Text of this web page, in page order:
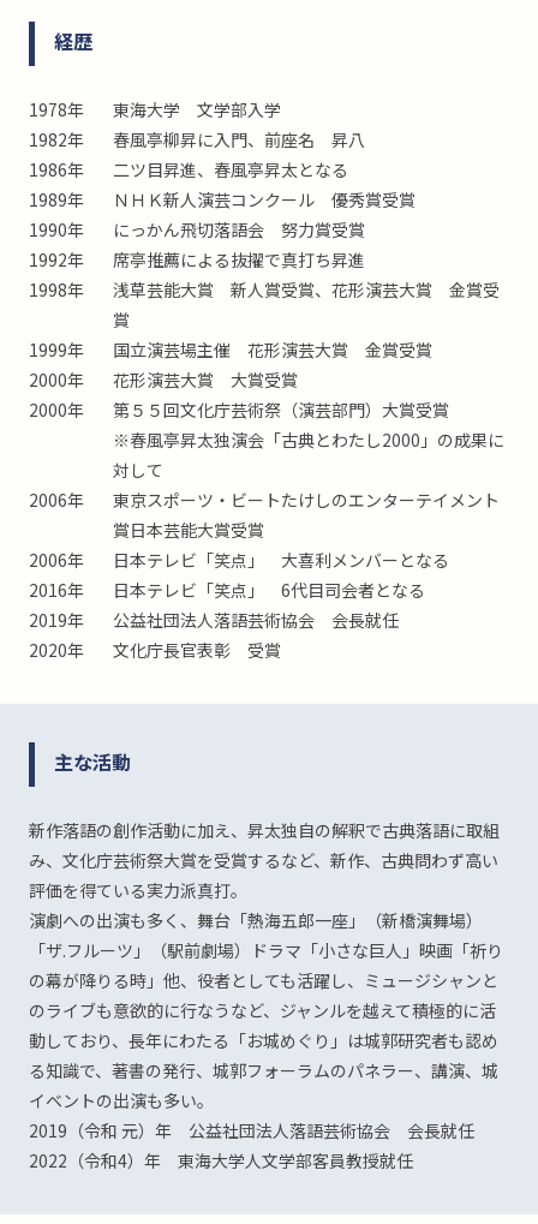
経歴
1978年
東海大学 文学部入学
1982年
春風亭柳昇に入門、前座名 昇八
1986年
二ツ目昇進、春風亭昇太となる
1989年
ＮＨＫ新人演芸コンクール 優秀賞受賞
1990年
にっかん飛切落語会 努力賞受賞
1992年
席亭推薦による抜擢で真打ち昇進
1998年
浅草芸能大賞 新人賞受賞、花形演芸大賞 金賞受
賞
1999年
国立演芸場主催 花形演芸大賞 金賞受賞
2000年
花形演芸大賞 大賞受賞
2000年
第５５回文化庁芸術祭（演芸部門）大賞受賞
※春風亭昇太独演会「古典とわたし2000」の成果に
対して
2006年
東京スポーツ・ビートたけしのエンターテイメント
賞日本芸能大賞受賞
2006年
日本テレビ「笑点」 大喜利メンバーとなる
2016年
日本テレビ「笑点」 6代目司会者となる
2019年
公益社団法人落語芸術協会 会長就任
2020年
文化庁長官表彰 受賞
主な活動
新作落語の創作活動に加え、昇太独自の解釈で古典落語に取組
み、文化庁芸術祭大賞を受賞するなど、新作、古典問わず高い
評価を得ている実力派真打。
演劇への出演も多く、舞台「熱海五郎一座」（新橋演舞場）
「ザ.フルーツ」（駅前劇場）ドラマ「小さな巨人」映画「祈り
の幕が降りる時」他、役者としても活躍し、ミュージシャンと
のライブも意欲的に行なうなど、ジャンルを越えて積極的に活
動しており、長年にわたる「お城めぐり」は城郭研究者も認め
る知識で、著書の発行、城郭フォーラムのパネラー、講演、城
イベントの出演も多い。
2019（令和 元）年 公益社団法人落語芸術協会 会長就任
2022（令和4）年 東海大学人文学部客員教授就任